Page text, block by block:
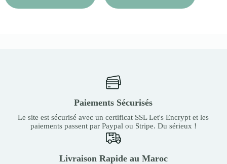
Paiements Sécurisés
Le site est sécurisé avec un certificat SSL Let's Encrypt et les
paiements passent par Paypal ou Stripe. Du sérieux !
Livraison Rapide au Maroc